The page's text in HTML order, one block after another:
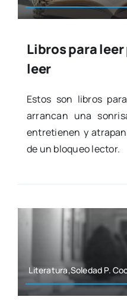
Libros para
leer
Estos son libros
arran­can una
entre­tie­nen y
de un blo­queo lec­tor.
Literatura,Soledad P.